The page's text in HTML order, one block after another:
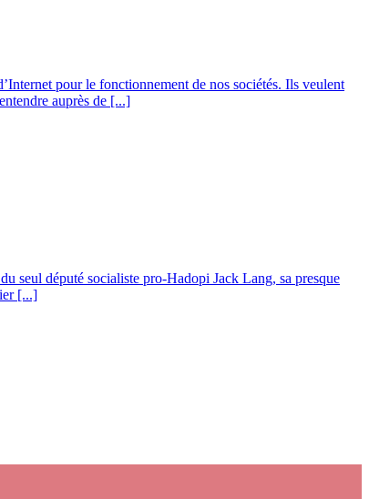
pour le fonctionnement de nos sociétés. Ils veulent
auprès de [...]
seul député socialiste pro-Hadopi Jack Lang, sa presque
[...]